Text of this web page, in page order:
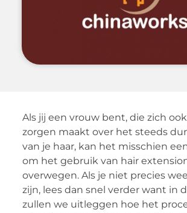
Als jij een vrouw bent, die zich
zorgen maakt over het steeds
van je haar, kan het misschien
om het gebruik van hair
overwegen. Als je niet precies
zijn, lees dan snel verder want in
zullen we uitleggen hoe het